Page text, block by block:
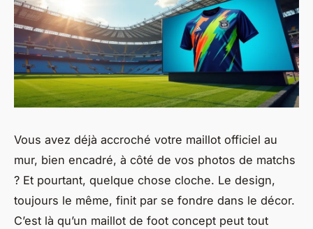
Vous avez déjà accroché votre maillot officiel au
mur, bien encadré, à côté de vos photos de matchs
? Et pourtant, quelque chose cloche. Le design,
toujours le même, finit par se fondre dans le décor.
C’est là qu’un maillot de foot concept peut tout